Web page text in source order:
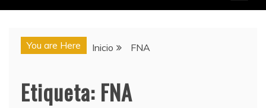
You are Here Inicio FNA
Etiqueta: FNA